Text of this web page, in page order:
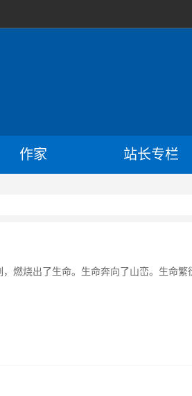
作家 站长专栏
燃烧出了生命。生命奔向了山峦。生命繁